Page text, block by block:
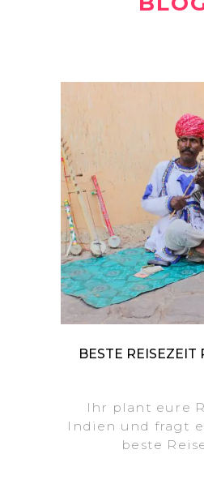
BESTE REISEZEIT
Ihr plant eure
Indien und fragt
beste